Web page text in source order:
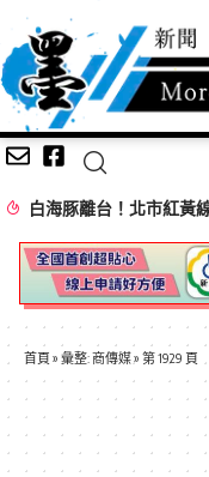
白海豚離台！北市紅黃
首頁 » 彙整: 商傳媒» 第 1929 頁